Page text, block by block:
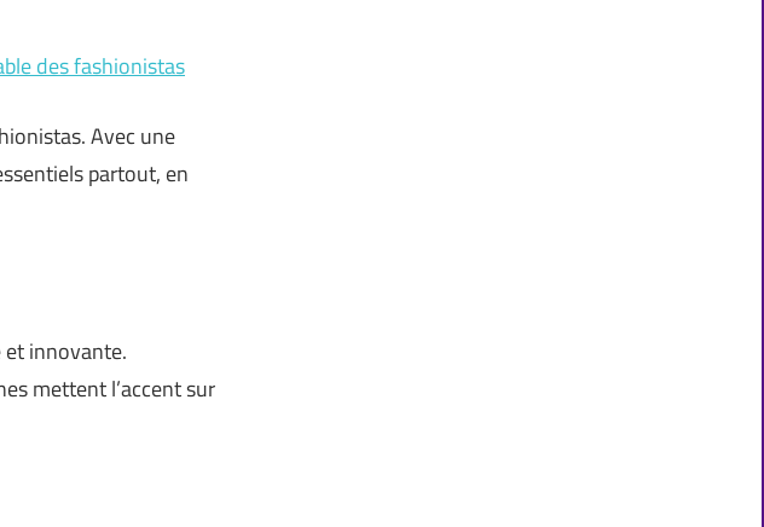
des fashionistas
Avec une
partout, en
et innovante.
mettent l’accent sur